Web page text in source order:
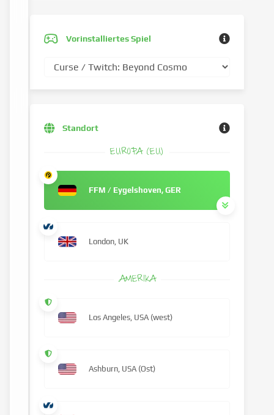
Vorinstalliertes Spiel
Standort
EUROPA (EU)
FFM / Eygelshoven, GER
London, UK
AMERIKA
Los Angeles, USA (west)
Ashburn, USA (Ost)